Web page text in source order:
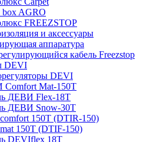
box AGRO
FREEZSTOP
и аксессуары
аппаратура
кабель Freezstop
DEVI
DEVI
Mat-150T
ДЕВИ Flex-18T
ДЕВИ Snow-30T
150T (DTIR-150)
150T (DTIF-150)
DEVIflex 18T